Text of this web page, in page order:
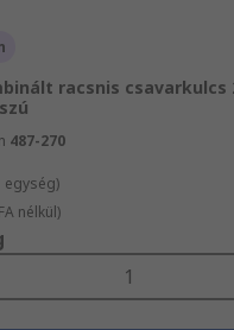
racsnis csavarkulcs
487-270
egység)
nélkül)